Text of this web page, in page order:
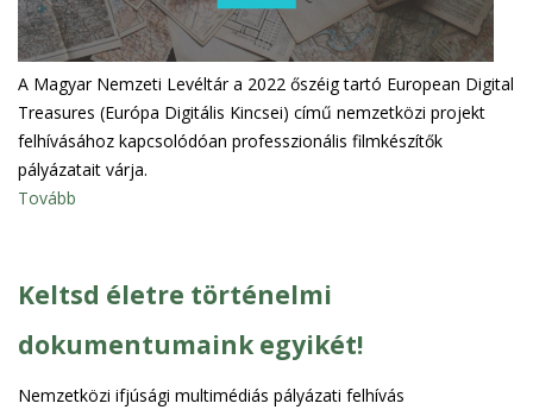
A Magyar Nemzeti Levéltár a 2022 őszéig tartó European Digital
Treasures (Európa Digitális Kincsei) című nemzetközi projekt
felhívásához kapcsolódóan professzionális filmkészítők
pályázatait várja.
Tovább
Keltsd életre történelmi
dokumentumaink egyikét!
Nemzetközi ifjúsági multimédiás pályázati felhívás